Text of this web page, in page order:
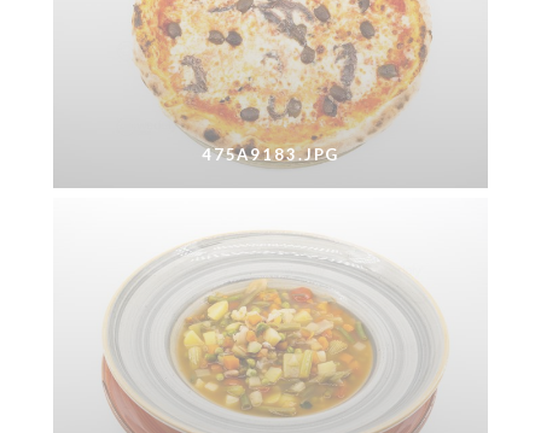
475A9183.JPG